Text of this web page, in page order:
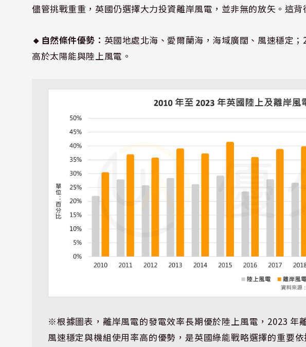
儘管挑戰重重，英國仍選擇大力投資離岸風電，並非無的放矢。這
🔸自然條件優勢： 英國地處北海、愛爾蘭海，海域廣闊、風速穩定
高於太陽能與陸上風電。
※根據圖表，離岸風電的發電效率長期優於陸上風電，2023 年
風速穩定與機組使用率高的優勢，是英國綠能戰略選擇的重要依